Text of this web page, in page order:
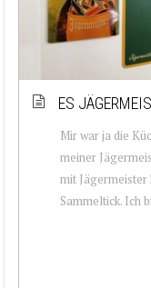
ES
Mir war ja die
meiner
mit Jägermeister
Sammeltick. Ich